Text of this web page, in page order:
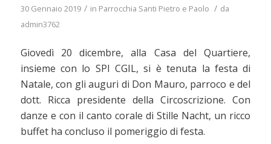
30 Gennaio 2019 / in Parrocchia Santi Pietro e Paolo / da
admin3762
Giovedì 20 dicembre, alla Casa del Quartiere,
insieme con lo SPI CGIL, si è tenuta la festa di
Natale, con gli auguri di Don Mauro, parroco e del
dott. Ricca presidente della Circoscrizione. Con
danze e con il canto corale di Stille Nacht, un ricco
buffet ha concluso il pomeriggio di festa.